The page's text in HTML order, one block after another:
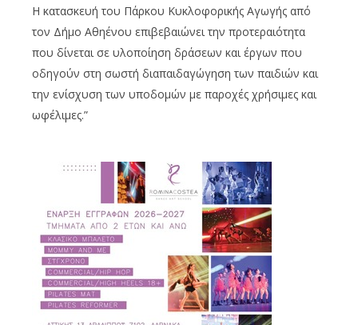
Η κατασκευή του Πάρκου Κυκλοφορικής Αγωγής από
τον Δήμο Αθηένου επιβεβαιώνει την προτεραιότητα
που δίνεται σε υλοποίηση δράσεων και έργων που
οδηγούν στη σωστή διαπαιδαγώγηση των παιδιών και
την ενίσχυση των υποδομών με παροχές χρήσιμες και
ωφέλιμες.”